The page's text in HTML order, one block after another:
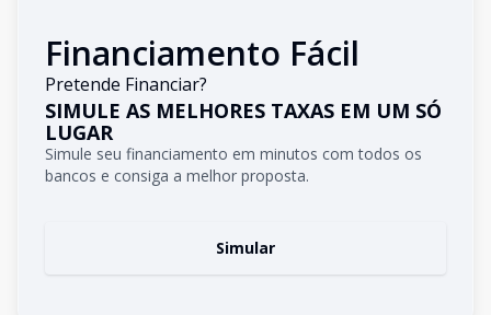
Financiamento Fácil
Pretende Financiar?
SIMULE AS MELHORES TAXAS EM UM SÓ
LUGAR
Simule seu financiamento em minutos com todos os
bancos e consiga a melhor proposta.
Simular